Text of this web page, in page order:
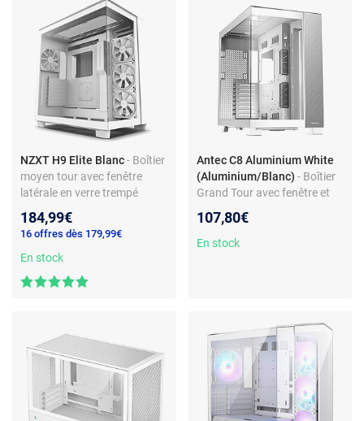
NZXT H9 Elite Blanc- Boîtier
moyen tour avec fenêtre
latérale en verre trempé
184,99€
16 offres dès 179,99€
En stock
Antec C8 Aluminium White
(Aluminium/Blanc) - Boîtier
Grand Tour avec fenêtre et
107,80€
En stock